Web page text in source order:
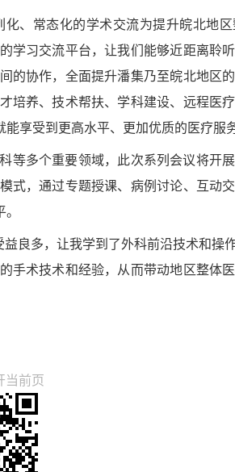
、常态化的学术交流为提升皖北地
学习交流平台，让我们能够近距离聆
的协作，全面提升潘集乃至皖北地区
养、技术帮扶、学科建设、远程医
享受到更高水平、更加优质的医疗服
等多个重要领域，此次系列会议将开
式，通过专题授课、病例讨论、互动
良多，让我学到了外科前沿技术和操
手术技术和经验，从而带动地区整体
当前页